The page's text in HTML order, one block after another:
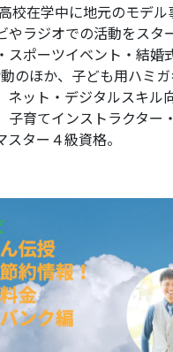
校在学中に地元のモデル
やラジオでの活動をスタ
ポーツイベント・結婚
のほか、子ども用ハミガ
ット・デジタルスキル
育てインストラクター
ター４級資格。